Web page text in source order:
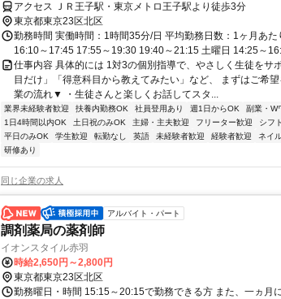
アクセス ＪＲ王子駅・東京メトロ王子駅より徒歩3分
東京都東京23区北区
勤務時間 実働時間：1時間35分/日 平均勤務日数：1ヶ月あた
16:10～17:45 17:55～19:30 19:40～21:15 土曜日 14:25～
仕事内容 具体的には 1対3の個別指導で、やさしく生徒をサ
目だけ」「得意科目から教えてみたい」など、 まずはご希
業の流れ▼ ・生徒さんと楽しくお話してスタ...
業界未経験者歓迎 扶養内勤務OK 社員登用あり 週1日からOK
副業・W
1日4時間以内OK
土日祝のみOK 主婦・主夫歓迎 フリーター歓迎 シフ
平日のみOK
学生歓迎 転勤なし 英語 未経験者歓迎 経験者歓迎 ネイ
研修あり
同じ企業の求人
アルバイト・パート
調剤薬局の薬剤師
イオンスタイル赤羽
時給2,650円～2,800円
東京都東京23区北区
勤務曜日・時間 15:15～20:15で勤務できる方 また、一ヵ月